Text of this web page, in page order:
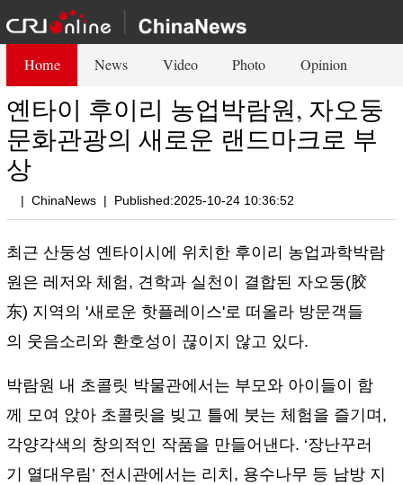
Home News Video Photo Opinion
옌타이 후이리 농업박람원, 자오둥
문화관광의 새로운 랜드마크로 부
상
| ChinaNews | Published:2025-10-24 10:36:52
최근 산둥성 옌타이시에 위치한 후이리 농업과학박람
원은 레저와 체험, 견학과 실천이 결합된 자오둥(胶
东) 지역의 '새로운 핫플레이스'로 떠올라 방문객들
의 웃음소리와 환호성이 끊이지 않고 있다.
박람원 내 초콜릿 박물관에서는 부모와 아이들이 함
께 모여 앉아 초콜릿을 빚고 틀에 붓는 체험을 즐기며,
각양각색의 창의적인 작품을 만들어낸다. ‘장난꾸러
기 열대우림’ 전시관에서는 리치, 용수나무 등 남방 지